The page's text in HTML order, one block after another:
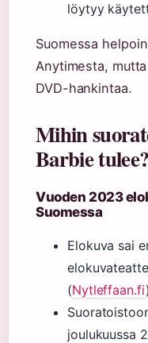
löytyy
Suomessa
Anytimesta,
DVD-hankintaa.
Mihin
Barbie tulee?
Vuoden 2023
Suomessa
Elokuva sai
(Nytleffaan.fi
joulukuussa